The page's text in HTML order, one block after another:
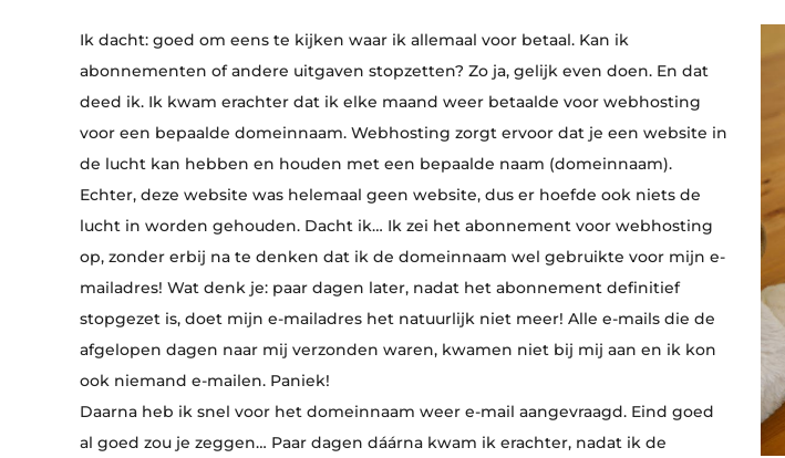
Ik dacht: goed om eens te kijken waar ik allemaal voor betaal. Kan ik
abonnementen of andere uitgaven stopzetten? Zo ja, gelijk even doen. En dat
deed ik. Ik kwam erachter dat ik elke maand weer betaalde voor webhosting
voor een bepaalde domeinnaam. Webhosting zorgt ervoor dat je een website in
de lucht kan hebben en houden met een bepaalde naam (domeinnaam).
Echter, deze website was helemaal geen website, dus er hoefde ook niets de
lucht in worden gehouden. Dacht ik… Ik zei het abonnement voor webhosting
op, zonder erbij na te denken dat ik de domeinnaam wel gebruikte voor mijn e-
mailadres! Wat denk je: paar dagen later, nadat het abonnement definitief
stopgezet is, doet mijn e-mailadres het natuurlijk niet meer! Alle e-mails die de
afgelopen dagen naar mij verzonden waren, kwamen niet bij mij aan en ik kon
ook niemand e-mailen. Paniek!
Daarna heb ik snel voor het domeinnaam weer e-mail aangevraagd. Eind goed
al goed zou je zeggen… Paar dagen dáárna kwam ik erachter, nadat ik de